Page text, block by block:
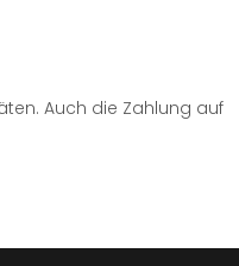
Auch die Zahlung auf